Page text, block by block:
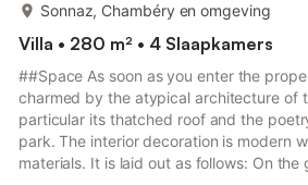
Sonnaz, Chambéry en omgeving
Villa • 280 m² • 4 Slaapkamers
##Space As soon as you enter the
charmed by the atypical architecture of
particular its thatched roof and the
park. The interior decoration is modern
materials. It is laid out as follows: On the